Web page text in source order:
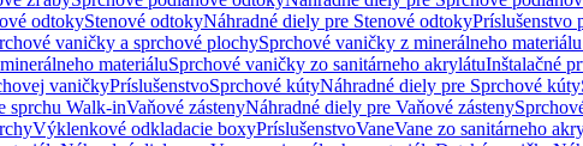
odtokyStenové odtokyNáhradné diely pre Stenové odtokyPríslušenstvo
vaničky a sprchové plochySprchové vaničky z minerálneho
materiáluSprchové vaničky zo sanitárneho akrylátuInštalačné
vaničkyPríslušenstvoSprchové kútyNáhradné diely pre Sprchové kúty
sprchu Walk-inVaňové zástenyNáhradné diely pre Vaňové zásteny
Výklenkové odkladacie boxyPríslušenstvoVaneVane zo sanitárneho